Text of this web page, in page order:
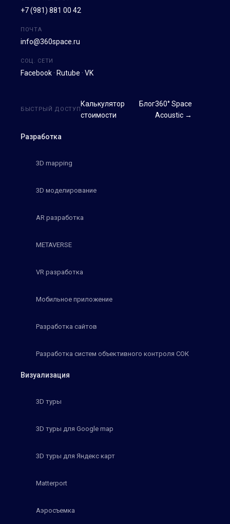
+7 (981) 881 00 42
ПОЧТА
info@360space.ru
СОЦ. СЕТИ
Facebook · Rutube · VK
Разработка
3D mapping
3D моделирование
AR разработка
METAVERSE
VR разработка
Мобильное приложение
Разработка сайтов
Разработка систем объективного контроля СОК
Визуализация
3D туры
3D туры для Google map
3D туры для Яндекс карт
Matterport
Аэросъемка
БЫСТРЫЙ ДОСТУП
Калькулятор
стоимости
Блог360° Space
Acoustic →